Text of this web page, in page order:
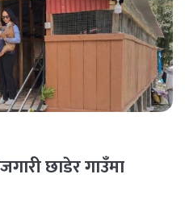
छाडेर गाउँमा